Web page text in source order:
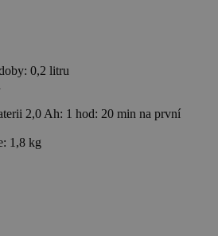
0,2 litru
2,0 Ah: 1 hod: 20 min na první
1,8 kg